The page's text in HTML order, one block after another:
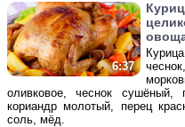
6:37
оливковое, чеснок сушёный,
кориандр молотый, перец
соль, мёд.